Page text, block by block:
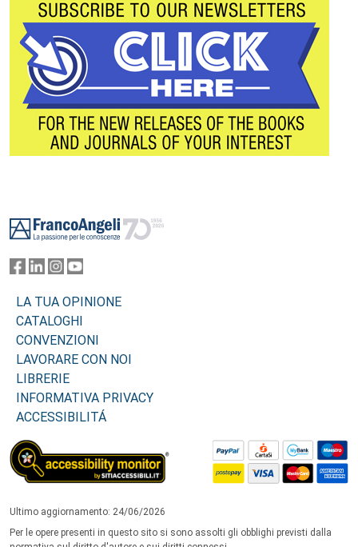
LA TUA OPINIONE
CATALOGHI
CONVENZIONI
LAVORARE CON NOI
LIBRERIE
INFORMATIVA PRIVACY
ACCESSIBILITÁ
Ultimo aggiornamento: 24/06/2026
Per le opere presenti in questo sito si sono assolti gli obblighi previsti dalla